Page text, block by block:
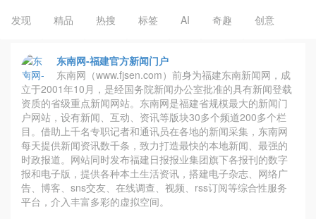
发现 精品 热搜 标签 AI 奇趣 创意
东南网-福建官方新闻门户
东南网（www.fjsen.com）前身为福建东南新闻网，成
立于2001年10月，是经国务院新闻办公室批准的具有新闻登载
资质的省级重点新闻网站。东南网是福建省规模最大的新闻门
户网站，设有新闻、互动、资讯等版块30多个频道200多个栏
目。借助上千名专职记者和通讯员在各地的新闻采集，东南网
每天提供新闻资讯数千条，致力打造最快的本地新闻、最强的
时政报道。网站同时发布福建日报报业集团旗下各报刊的数字
报和电子版，提供各种本土生活资讯，搭建电子杂志、网络广
告、博客、sns交友、在线调查、视频、rss订阅等综合性服务
平台，介入丰富多彩的虚拟空间。